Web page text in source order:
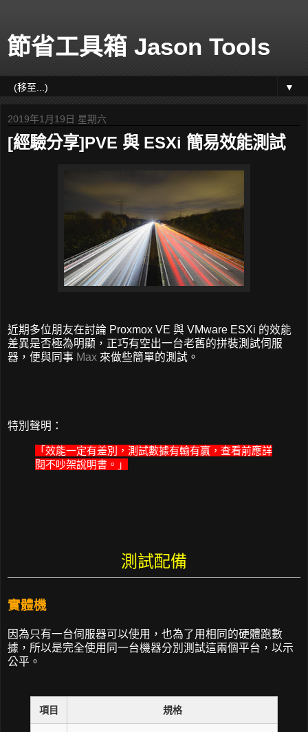
節省工具箱 Jason Tools
▼
2019年1月19日 星期六
[經驗分享]PVE 與 ESXi 簡易效能測試
近期多位朋友在討論 Proxmox VE 與 VMware ESXi 的效能
差異是否極為明顯，正巧有空出一台老舊的拼裝測試伺服
器，便與同事 Max 來做些簡單的測試。
特別聲明：
「效能一定有差別，測試數據有輸有贏，查看前應詳
閱不吵架說明書。」
測試配備
實體機
因為只有一台伺服器可以使用，也為了用相同的硬體跑數
據，所以是完全使用同一台機器分別測試這兩個平台，以示
公平。
項目 規格